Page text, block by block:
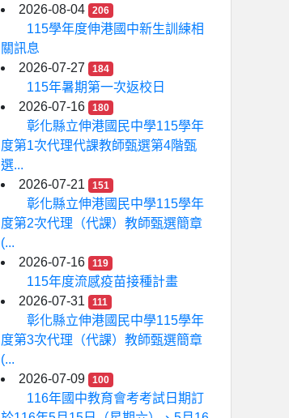
2026-08-04
206
115學年度伸港國中新生訓練相
關訊息
2026-07-27
184
115年暑期第一次返校日
2026-07-16
180
彰化縣立伸港國民中學115學年
度第1次代理代課教師甄選第4階甄
選...
2026-07-21
151
彰化縣立伸港國民中學115學年
度第2次代理（代課）教師甄選簡章
(...
2026-07-16
119
115年度流感疫苗接種計畫
2026-07-31
111
彰化縣立伸港國民中學115學年
度第3次代理（代課）教師甄選簡章
(...
2026-07-09
100
116年國中教育會考考試日期訂